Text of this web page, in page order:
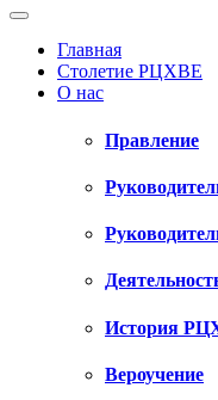
Главная
Столетие РЦХВЕ
О нас
Правление
История
Вероучение